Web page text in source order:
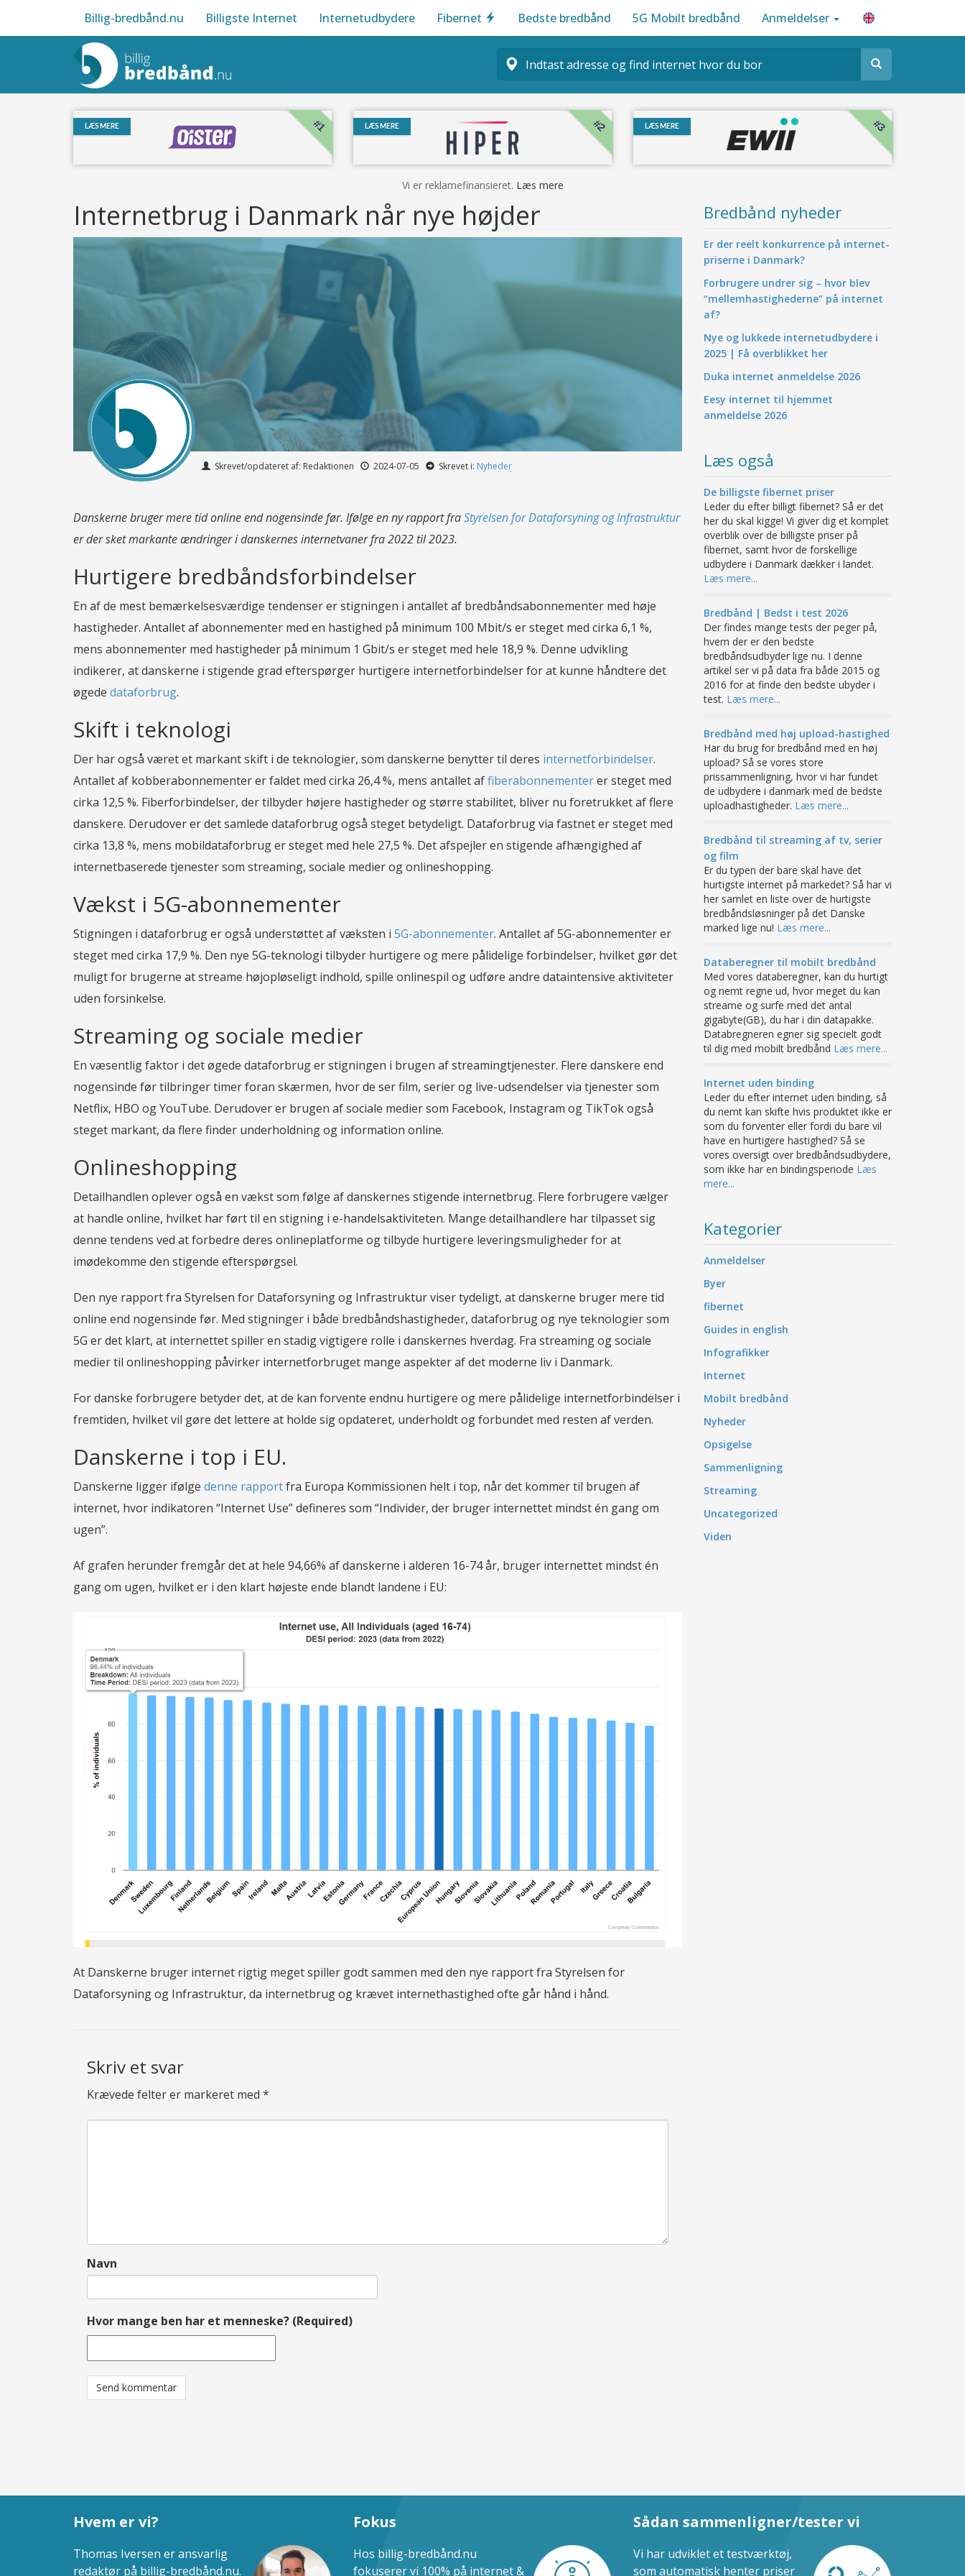
Billig-bredbånd.nu Billigste Internet Internetudbydere Fibernet Bedste bredbånd 5G Mobilt bredbånd Anmeldelser
LÆS MERE #1 LÆS MERE #2 LÆS MERE #3
Vi er reklamefinansieret. Læs mere
Internetbrug i Danmark når nye højder
Skrevet/opdateret af: Redaktionen 2024-07-05 Skrevet i: Nyheder
Danskerne bruger mere tid online end nogensinde før. Ifølge en ny rapport fraStyrelsen for Dataforsyning og Infrastruktur
er der sket markante ændringer i danskernes internetvaner fra 2022 til 2023.
Hurtigere bredbåndsforbindelser
En af de mest bemærkelsesværdige tendenser er stigningen i antallet af bredbåndsabonnementer med høje
hastigheder. Antallet af abonnementer med en hastighed på minimum 100 Mbit/s er steget med cirka 6,1 %,
mens abonnementer med hastigheder på minimum 1 Gbit/s er steget med hele 18,9 %. Denne udvikling
indikerer, at danskerne i stigende grad efterspørger hurtigere internetforbindelser for at kunne håndtere det
øgede dataforbrug.
Skift i teknologi
Der har også været et markant skift i de teknologier, som danskerne benytter til deres internetforbindelser.
Antallet af kobberabonnementer er faldet med cirka 26,4 %, mens antallet affiberabonnementerer steget med
cirka 12,5 %. Fiberforbindelser, der tilbyder højere hastigheder og større stabilitet, bliver nu foretrukket af flere
danskere. Derudover er det samlede dataforbrug også steget betydeligt. Dataforbrug via fastnet er steget med
cirka 13,8 %, mens mobildataforbrug er steget med hele 27,5 %. Det afspejler en stigende afhængighed af
internetbaserede tjenester som streaming, sociale medier og onlineshopping.
Vækst i 5G-abonnementer
Stigningen i dataforbrug er også understøttet af væksten i 5G-abonnementer. Antallet af 5G-abonnementer er
steget med cirka 17,9 %. Den nye 5G-teknologi tilbyder hurtigere og mere pålidelige forbindelser, hvilket gør det
muligt for brugerne at streame højopløseligt indhold, spille onlinespil og udføre andre dataintensive aktiviteter
uden forsinkelse.
Streaming og sociale medier
En væsentlig faktor i det øgede dataforbrug er stigningen i brugen af streamingtjenester. Flere danskere end
nogensinde før tilbringer timer foran skærmen, hvor de ser film, serier og live-udsendelser via tjenester som
Netflix, HBO og YouTube. Derudover er brugen af sociale medier som Facebook, Instagram og TikTok også
steget markant, da flere finder underholdning og information online.
Onlineshopping
Detailhandlen oplever også en vækst som følge af danskernes stigende internetbrug. Flere forbrugere vælger
at handle online, hvilket har ført til en stigning i e-handelsaktiviteten. Mange detailhandlere har tilpasset sig
denne tendens ved at forbedre deres onlineplatforme og tilbyde hurtigere leveringsmuligheder for at
imødekomme den stigende efterspørgsel.
Den nye rapport fra Styrelsen for Dataforsyning og Infrastruktur viser tydeligt, at danskerne bruger mere tid
online end nogensinde før. Med stigninger i både bredbåndshastigheder, dataforbrug og nye teknologier som
5G er det klart, at internettet spiller en stadig vigtigere rolle i danskernes hverdag. Fra streaming og sociale
medier til onlineshopping påvirker internetforbruget mange aspekter af det moderne liv i Danmark.
For danske forbrugere betyder det, at de kan forvente endnu hurtigere og mere pålidelige internetforbindelser i
fremtiden, hvilket vil gøre det lettere at holde sig opdateret, underholdt og forbundet med resten af verden.
Danskerne i top i EU.
Danskerne ligger ifølge denne rapportfra Europa Kommissionen helt i top, når det kommer til brugen af
internet, hvor indikatoren “Internet Use” defineres som “Individer, der bruger internettet mindst én gang om
ugen”.
Af grafen herunder fremgår det at hele 94,66% af danskerne i alderen 16-74 år, bruger internettet mindst én
gang om ugen, hvilket er i den klart højeste ende blandt landene i EU:
At Danskerne bruger internet rigtig meget spiller godt sammen med den nye rapport fra Styrelsen for
Dataforsyning og Infrastruktur, da internetbrug og krævet internethastighed ofte går hånd i hånd.
Skriv et svar
Krævede felter er markeret med *
Navn
Hvor mange ben har et menneske? (Required)
Bredbånd nyheder
Er der reelt konkurrence på internet-
priserne i Danmark?
Forbrugere undrer sig – hvor blev
“mellemhastighederne” på internet
af?
Nye og lukkede internetudbydere i
2025 | Få overblikket her
Duka internet anmeldelse 2026
Eesy internet til hjemmet
anmeldelse 2026
Læs også
De billigste fibernet priser
Leder du efter billigt fibernet? Så er det
her du skal kigge! Vi giver dig et komplet
overblik over de billigste priser på
fibernet, samt hvor de forskellige
udbydere i Danmark dækker i landet.
Læs mere...
Bredbånd | Bedst i test 2026
Der findes mange tests der peger på,
hvem der er den bedste
bredbåndsudbyder lige nu. I denne
artikel ser vi på data fra både 2015 og
2016 for at finde den bedste ubyder i
test. Læs mere...
Bredbånd med høj upload-hastighed
Har du brug for bredbånd med en høj
upload? Så se vores store
prissammenligning, hvor vi har fundet
de udbydere i danmark med de bedste
uploadhastigheder. Læs mere...
Bredbånd til streaming af tv, serier
og film
Er du typen der bare skal have det
hurtigste internet på markedet? Så har vi
her samlet en liste over de hurtigste
bredbåndsløsninger på det Danske
marked lige nu! Læs mere...
Databeregner til mobilt bredbånd
Med vores databeregner, kan du hurtigt
og nemt regne ud, hvor meget du kan
streame og surfe med det antal
gigabyte(GB), du har i din datapakke.
Databregneren egner sig specielt godt
til dig med mobilt bredbånd Læs mere...
Internet uden binding
Leder du efter internet uden binding, så
du nemt kan skifte hvis produktet ikke er
som du forventer eller fordi du bare vil
have en hurtigere hastighed? Så se
vores oversigt over bredbåndsudbydere,
som ikke har en bindingsperiode Læs
mere...
Kategorier
Anmeldelser
Byer
fibernet
Guides in english
Infografikker
Internet
Mobilt bredbånd
Nyheder
Opsigelse
Sammenligning
Streaming
Uncategorized
Viden
Hvem er vi?
Thomas Iversen er ansvarlig
redaktør på billig-bredbånd.nu.
Fokus
Hos billig-bredbånd.nu
fokuserer vi 100% på internet &
Sådan sammenligner/tester vi
Vi har udviklet et testværktøj,
som automatisk henter priser